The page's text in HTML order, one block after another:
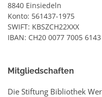
8840 Einsiedeln
Konto: 561437-1975
SWIFT: KBSZCH22XXX
IBAN: CH20 0077 7005
Mitgliedschaften
Die Stiftung Bibliothek